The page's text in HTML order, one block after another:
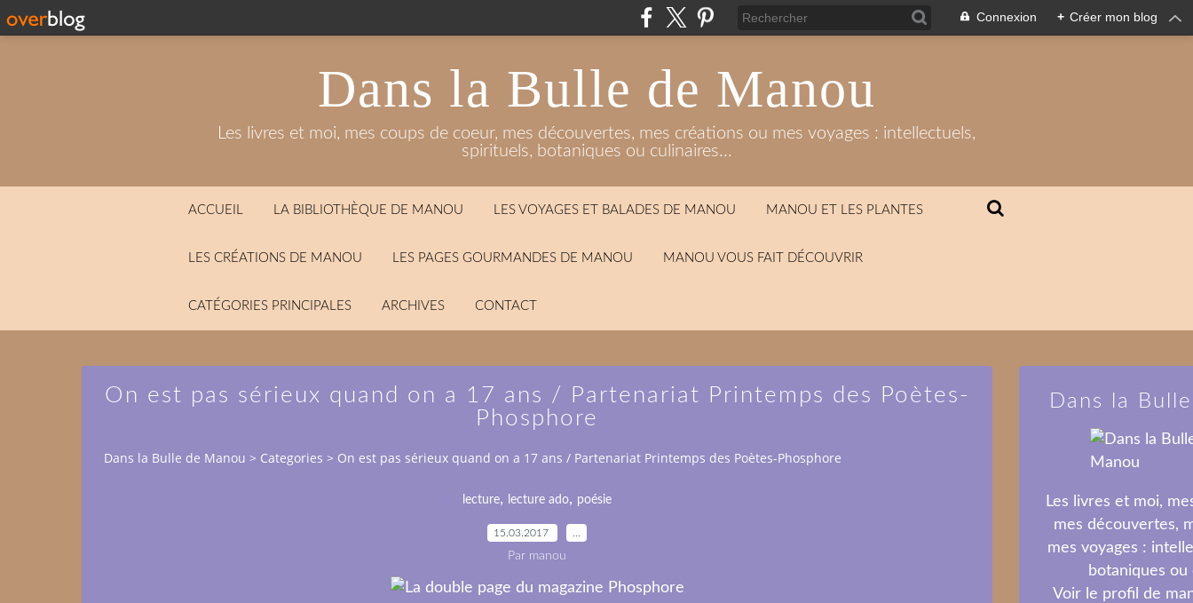
Connexion + Créer mon blog
Dans la Bulle de Manou
Les livres et moi, mes coups de coeur, mes découvertes, mes créations ou mes voyages : intellectuels,
spirituels, botaniques ou culinaires...
ACCUEIL LA BIBLIOTHÈQUE DE MANOU LES VOYAGES ET BALADES DE MANOU MANOU ET LES PLANTES
LES CRÉATIONS DE MANOU LES PAGES GOURMANDES DE MANOU MANOU VOUS FAIT DÉCOUVRIR
CATÉGORIES PRINCIPALES ARCHIVES CONTACT
On est pas sérieux quand on a 17 ans / Partenariat Printemps des Poètes-
Phosphore
Dans la Bulle de Manou > Categories > On est pas sérieux quand on a 17 ans / Partenariat Printemps des Poètes-Phosphore
lecture, lecture ado, poésie
15.03.2017
Par manou
Dans la
Les livres et moi,
mes découvertes,
mes voyages :
botaniques ou
Voir le profil de